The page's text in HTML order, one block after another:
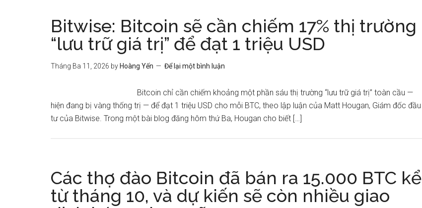
Bitwise: Bitcoin sẽ cần chiếm 17% thị trường
“lưu trữ giá trị” để đạt 1 triệu USD
Tháng Ba 11, 2026 by Hoàng Yến Để lại một bình luận
Bitcoin chỉ cần chiếm khoảng một phần sáu thị trường “lưu trữ giá trị” toàn cầu —
hiện đang bị vàng thống trị — để đạt 1 triệu USD cho mỗi BTC, theo lập luận của Matt Hougan, Giám đốc đầu
tư của Bitwise. Trong một bài blog đăng hôm thứ Ba, Hougan cho biết […]
Các thợ đào Bitcoin đã bán ra 15.000 BTC kể
từ tháng 10, và dự kiến ​​sẽ còn nhiều giao